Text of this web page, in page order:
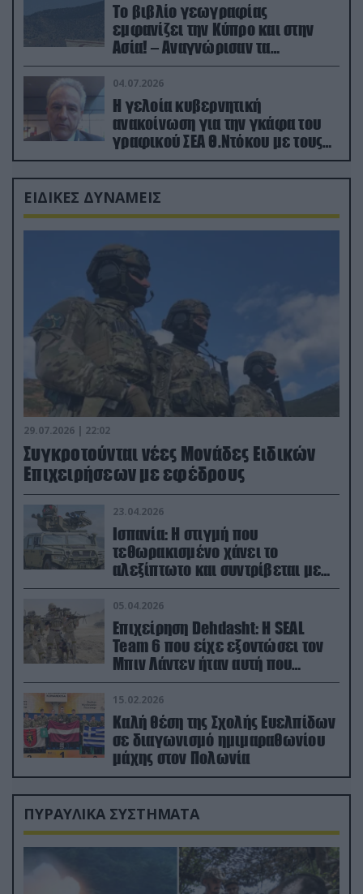
Το βιβλίο γεωγραφίας
εμφανίζει την Κύπρο και στην
Ασία! – Αναγνώρισαν τα
κατεχόμενα; (φωτο)
04.07.2026
Η γελοία κυβερνητική
ανακοίνωση για την γκάφα του
γραφικού ΣΕΑ Θ.Ντόκου με τους
Ρώσους φαρσέρ
ΕΙΔΙΚΕΣ ΔΥΝΑΜΕΙΣ
29.07.2026 | 22:02
Συγκροτούνται νέες Μονάδες Ειδικών
Επιχειρήσεων με εφέδρους
23.04.2026
Ισπανία: Η στιγμή που
τεθωρακισμένο χάνει το
αλεξίπτωτο και συντρίβεται με
ορμή στο έδαφος (βίντεο)
05.04.2026
Επιχείρηση Dehdasht: Η SEAL
Team 6 που είχε εξοντώσει τον
Μπιν Λάντεν ήταν αυτή που
διέσωσε τον πιλότο του F-15
15.02.2026
Καλή θέση της Σχολής Ευελπίδων
σε διαγωνισμό ημιμαραθωνίου
μάχης στον Πολωνία
ΠΥΡΑΥΛΙΚΑ ΣΥΣΤΗΜΑΤΑ